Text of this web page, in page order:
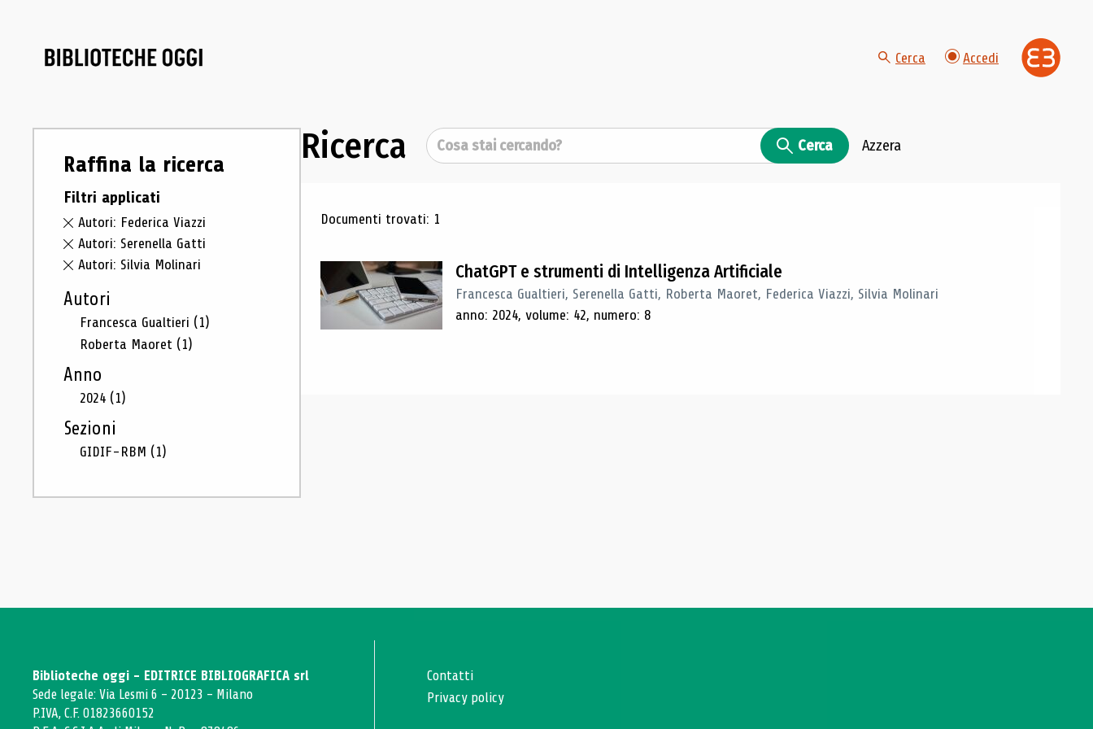
Cerca Accedi
Raffina la ricerca
Filtri applicati
Autori: Federica Viazzi
Autori: Serenella Gatti
Autori: Silvia Molinari
Autori
Francesca Gualtieri (1)
Roberta Maoret (1)
Anno
2024 (1)
Sezioni
GIDIF-RBM (1)
Ricerca Cerca Cerca Azzera
Risultati di ricerca
Documenti trovati: 1
ChatGPT e strumenti di Intelligenza Artificiale
Francesca Gualtieri, Serenella Gatti, Roberta Maoret, Federica Viazzi, Silvia Molinari
anno: 2024, volume: 42, numero: 8
Biblioteche oggi - EDITRICE BIBLIOGRAFICA srl
Sede legale: Via Lesmi 6 - 20123 - Milano
P.IVA, C.F. 01823660152
Contatti
Privacy policy